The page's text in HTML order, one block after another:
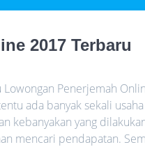
2017 Terbaru
Penerjemah
ada banyak sekali
kebanyakan yang
mencari pendapatan.